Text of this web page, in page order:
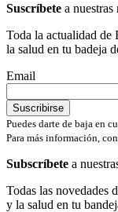
Suscríbete a nuestras
Toda la actualidad de
la salud en tu badeja
Email
Puedes darte de baja en
Para más información,
Subscríbete a
Todas las novedades
y la salud en tu